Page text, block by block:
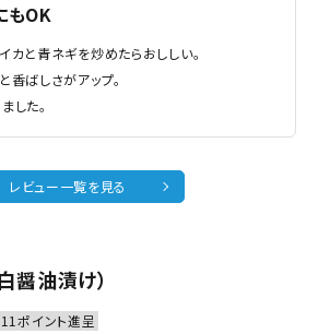
もOK
カと青ネギを炒めたらおししい。
香ばしさがアップ。
した。
レビュー一覧を見る
醤油漬け）
11ポイント進呈